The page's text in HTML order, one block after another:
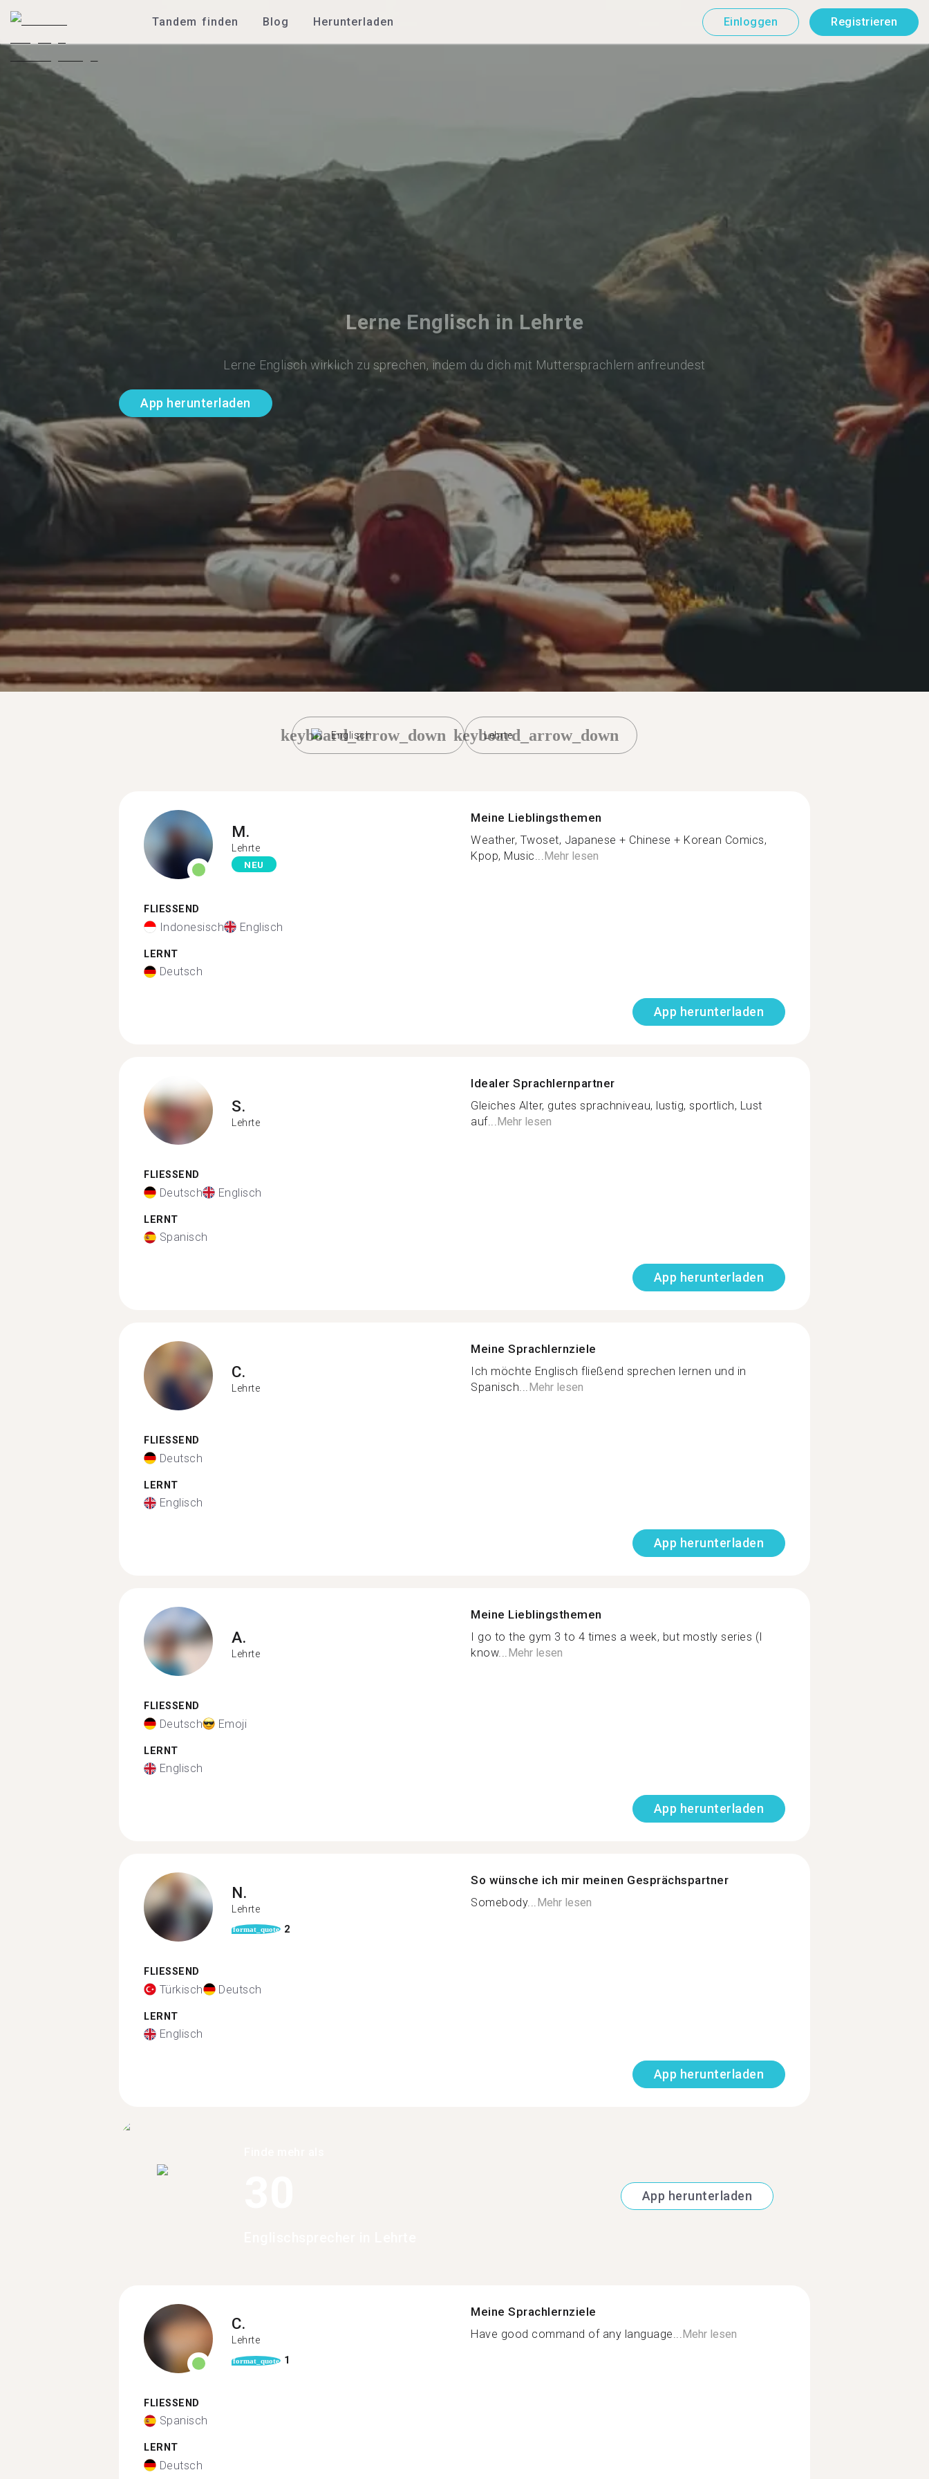
Tandem finden Blog Herunterladen Einloggen Registrieren
Lerne Englisch in Lehrte
Lerne Englisch wirklich zu sprechen, indem du dich mit Muttersprachlern anfreundest
App herunterladen
Englisch
keyboard_arrow_down Lehrte
keyboard_arrow_down
M.
Lehrte
NEU
FLIESSEND
Indonesisch Englisch
LERNT
Deutsch
Meine Lieblingsthemen
Weather, Twoset, Japanese + Chinese + Korean Comics,
Kpop, Music...Mehr lesen
App herunterladen
S.
Lehrte
FLIESSEND
Deutsch Englisch
LERNT
Spanisch
Idealer Sprachlernpartner
Gleiches Alter, gutes sprachniveau, lustig, sportlich, Lust
auf...Mehr lesen
App herunterladen
C.
Lehrte
FLIESSEND
Deutsch
LERNT
Englisch
Meine Sprachlernziele
Ich möchte Englisch fließend sprechen lernen und in
Spanisch...Mehr lesen
App herunterladen
A.
Lehrte
FLIESSEND
Deutsch Emoji
LERNT
Englisch
Meine Lieblingsthemen
I go to the gym 3 to 4 times a week, but mostly series (I
know...Mehr lesen
App herunterladen
N.
Lehrte
format_quote 2
FLIESSEND
Türkisch Deutsch
LERNT
Englisch
So wünsche ich mir meinen Gesprächspartner
Somebody...Mehr lesen
App herunterladen
App herunterladen
C.
Lehrte
format_quote 1
FLIESSEND
Spanisch
LERNT
Deutsch
Meine Sprachlernziele
Have good command of any language... Mehr lesen